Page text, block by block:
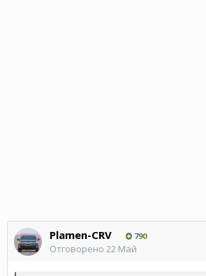
Plamen-CRV 790
Отговорено 22 Май